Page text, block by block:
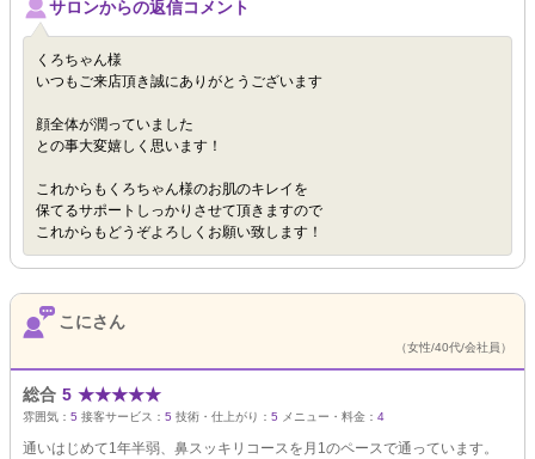
サロンからの返信コメント
くろちゃん様
いつもご来店頂き誠にありがとうございます
顔全体が潤っていました
との事大変嬉しく思います！
これからもくろちゃん様のお肌のキレイを
保てるサポートしっかりさせて頂きますので
これからもどうぞよろしくお願い致します！
こにさん
（女性/40代/会社員）
総合 5 ★★★★★
雰囲気： 5 接客サービス： 5 技術・仕上がり： 5 メニュー・料金： 4
通いはじめて1年半弱、鼻スッキリコースを月1のペースで通っています。